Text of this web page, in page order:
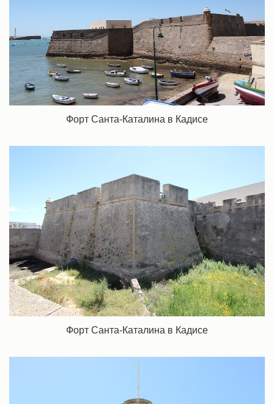
Форт Санта-Каталина в Кадисе
Форт Санта-Каталина в Кадисе